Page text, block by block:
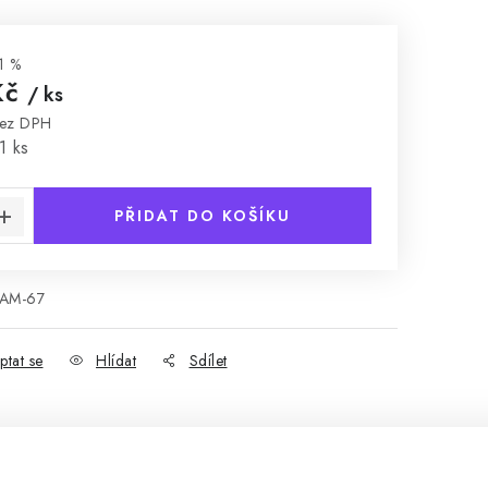
%
/ ks
DPH
ks
PŘIDAT DO KOŠÍKU
67
se Hlídat Sdílet